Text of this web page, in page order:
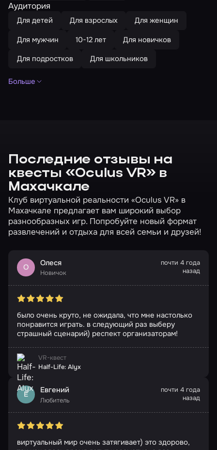
Аудитория
Для детей Для взрослых
Для женщин
Для мужчин
10-12 лет
Для новичков
Для подростков
Для школьников
Виртуальная реальность
Больше
Последние отзывы на
квесты «Oculus VR» в
Махачкале
Клуб виртуальной реальности «Oculus VR» в
Махачкале предлагает вам широкий выбор
разнообразных игр. Попробуйте новый формат
развлечений и отдыха для всей семьи и друзей!
О Олеся
Новичок
почти 4 года
назад
было очень круто, не ожидала, что мне настолько
понравится играть. в следующий раз выберу
страшный сценарий) респект организаторам!
VR-квест
Half-Life: Alyx
Е Евгений
Любитель
почти 4 года
назад
виртуальный мир очень затягивает) это здорово,